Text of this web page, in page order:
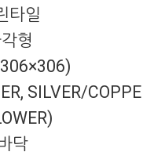
타일
형
SILVER/COPPE
닥